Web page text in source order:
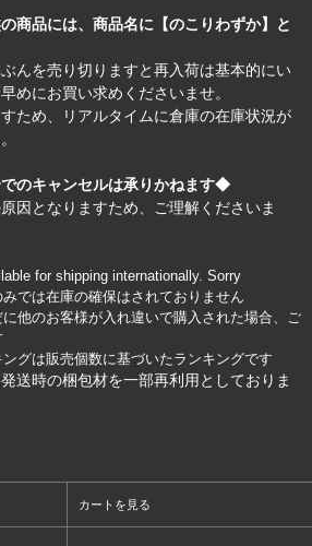
商品には、商品名に【のこりわずか】と
んを売り切りますと再入荷は基本的にい
めにお買い求めくださいませ。
ため、リアルタイムに倉庫の在庫状況が
のキャンセルは承りかねます◆
因となりますため、ご理解くださいま
for shipping internationally. Sorry
では在庫の確保はされておりません
他のお客様が入れ違いで購入された場合、ご
グは販売個数に基づいたランキングです
送時の梱包材を一部再利用としておりま
カートを見る